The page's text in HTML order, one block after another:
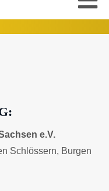
e.V.
Schlössern, Burgen